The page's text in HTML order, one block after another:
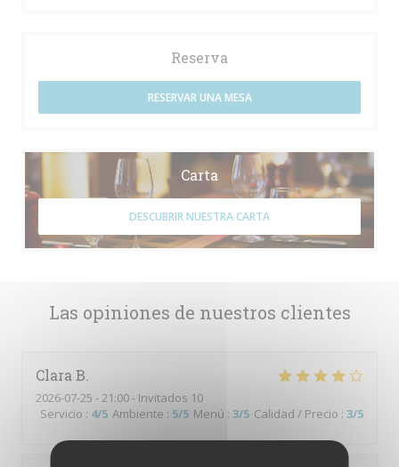
Las opiniones de nuestros clientes
Clara B
2026-07-25 - 21:00 - Invitados 10
Servicio : 4/5 Ambiente : 5/5 Menú : 3/5 Calidad / Precio : 3/5
Reserva
RESERVAR UNA MESA
Carta
DESCUBRIR NUESTRA CARTA